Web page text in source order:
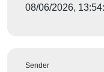
08/06/2026,
Sender